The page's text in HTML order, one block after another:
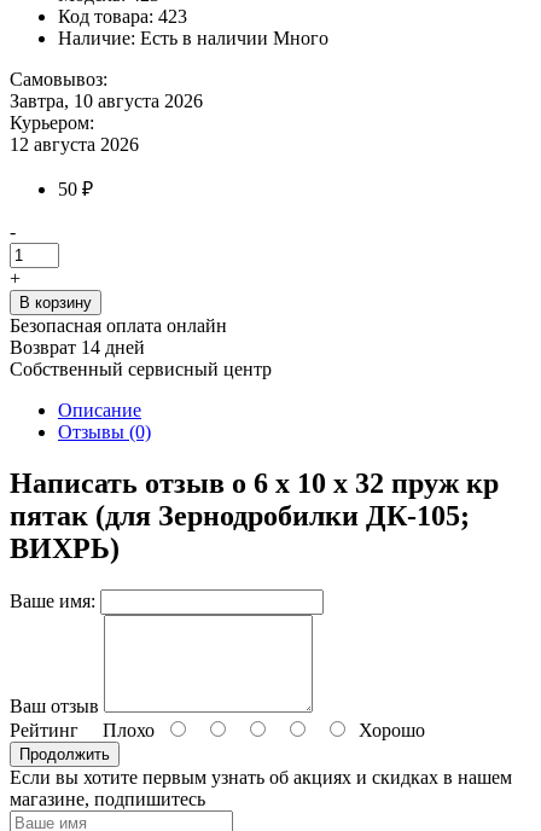
Код товара: 423
Наличие: Есть в наличии Много
Самовывоз:
Завтра, 10 августа 2026
Курьером:
12 августа 2026
50 ₽
-
+
В корзину
Безопасная оплата онлайн
Возврат 14 дней
Собственный сервисный центр
Описание
Отзывы (0)
Написать отзыв о 6 х 10 х 32 пруж кр
пятак (для Зернодробилки ДК-105;
ВИХРЬ)
Ваше имя:
Ваш отзыв
Рейтинг Плохо Хорошо
Продолжить
Если вы хотите первым узнать об акциях и скидках в нашем
магазине, подпишитесь